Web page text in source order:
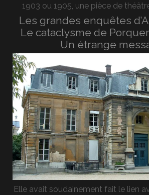
1903 ou 1905, une pièce de
Les grandes enquêtes
Le cataclysme de
Un étrange
Elle avait soudainement fait le lien